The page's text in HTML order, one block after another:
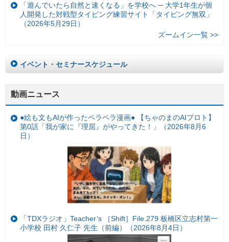
「遊んでいたら自然と速くなる」を学校へ ─ 大学1年生が個
人開発した対戦型タイピング練習サイト「タイピング無双」
（2026年5月29日）
ズームイン一覧 >>
イベント・セミナースケジュール
動画ニュース
●絵も文もAIが作ったペラペラ漫画● 【ちゃのまのAIプロト】
第0話「我が家に『理屈』がやってきた！」（2026年8月6
日）
「TDXラジオ」Teacher’s ［Shift］File.279 板橋区立志村第一
小学校 田村 久仁子 先生（前編）（2026年8月4日）